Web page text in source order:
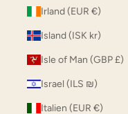
Irland (EUR €)
Island (ISK kr)
Isle of Man (GBP £)
Israel (ILS ₪)
Italien (EUR €)